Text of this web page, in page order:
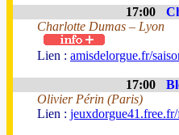
17:00
Charlotte Dumas – Lyon
Lien : amisdelorgue.fr/
17:00
Olivier Périn (Paris)
Lien :